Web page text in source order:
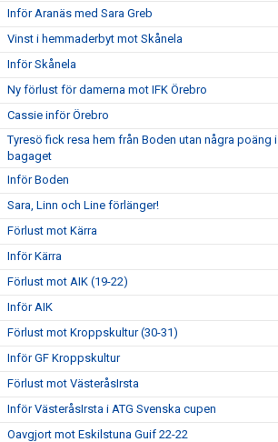
Inför Aranäs med Sara Greb
Vinst i hemmaderbyt mot Skånela
Inför Skånela
Ny förlust för damerna mot IFK Örebro
Cassie inför Örebro
Tyresö fick resa hem från Boden utan några poäng i
bagaget
Inför Boden
Sara, Linn och Line förlänger!
Förlust mot Kärra
Inför Kärra
Förlust mot AIK (19-22)
Inför AIK
Förlust mot Kroppskultur (30-31)
Inför GF Kroppskultur
Förlust mot VästeråsIrsta
Inför VästeråsIrsta i ATG Svenska cupen
Oavgjort mot Eskilstuna Guif 22-22